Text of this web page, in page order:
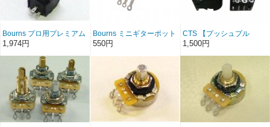
Bourns プロ用プレミアム
ギターポット 【ロングシ
ャフト】 A250K A500K
B300K B500K 改造補修自
作に! POTENTIOMETER
可変抵抗器
1,974円
Bourns ミニギターポット
[16mm] A250K A500K 改
造補修自作に!
POTENTIOMETER 可変抵
550円
CTS 【プッシュプル
DPDT】 A250K A500K ギ
ター用ポット 可変抵抗
器
1,500円